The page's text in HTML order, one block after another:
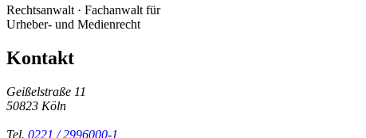
Rechtsanwalt · Fachanwalt für
Urheber- und Medienrecht
Kontakt
Geißelstraße 11
50823 Köln
Tel. 0221 / 2996000-1